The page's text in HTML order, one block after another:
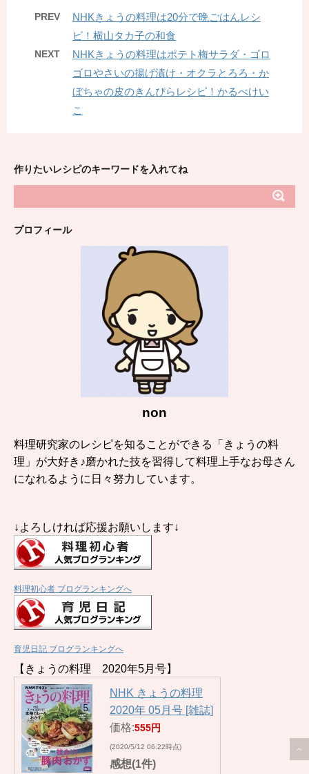
PREV
NHKきょうの料理は20分で晩ごはんレシ
ピ！横山タカ子の和食
NEXT
NHKきょうの料理はポテト梅サラダ・ゴロ
ゴロやさいの揚げ漬け・オクラとろろ・か
ぼちゃの皮のきんぴらレシピ！かるべけい
こ
作りたいレシピのキーワードを入れてね
プロフィール
non
料理研究家のレシピを知ることができる「きょうの料
理」が大好き♪磨かれた技を習得して料理上手なお母さん
になれるように日々努力しています。
↓よろしければ応援お願いします↓
料理初心者 ブログランキングへ
育児日記 ブログランキングへ
【きょうの料理 2020年5月号】
NHK きょうの料理
2020年 05月号 [雑誌]
価格:555円
(2020/5/12 06:22時点)
感想(1件)